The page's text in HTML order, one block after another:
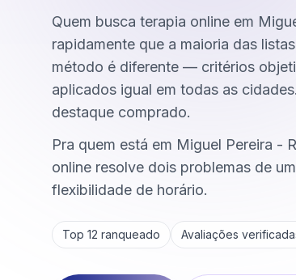
Quem busca terapia online em
rapidamente que a maioria das
método é diferente — critérios
aplicados igual em todas as
destaque comprado.
Pra quem está em Miguel Pereira -
online resolve dois problemas de
flexibilidade de horário.
Top 12 ranqueado Avaliações